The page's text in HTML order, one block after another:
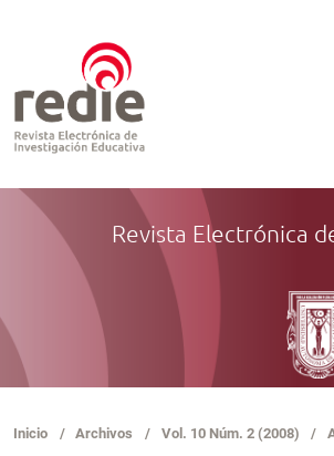
Revista Electrónica
Inicio / Archivos / Vol. 10 Núm. 2 (2008) /